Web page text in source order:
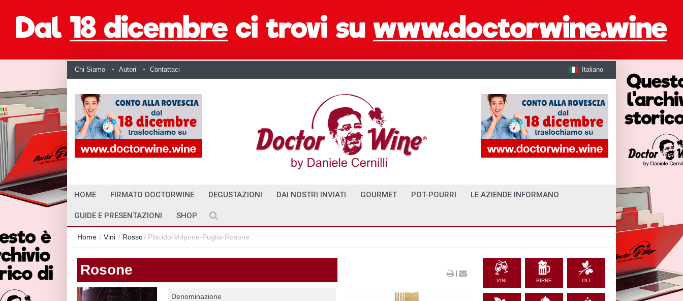
Chi Siamo Autori Contattaci Italiano
HOME FIRMATO DOCTORWINE DEGUSTAZIONI DAI NOSTRI INVIATI GOURMET POT-POURRI LE AZIENDE INFORMANO
GUIDE E PRESENTAZIONI SHOP
Home / Vini / Rosso/ Placido-Volpone-Puglia-Rosone
Rosone
Denominazione
|
VINI BIRRE OLI